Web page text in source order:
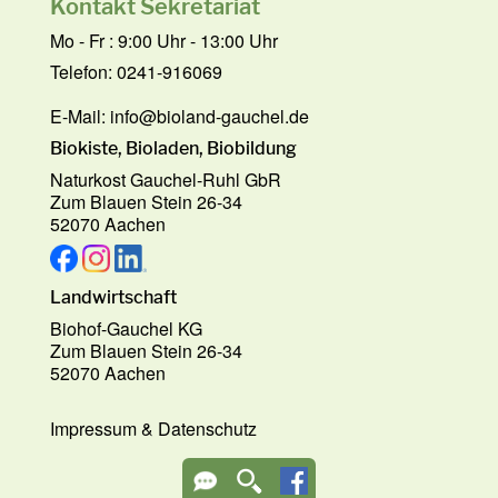
Kontakt Sekretariat
Mo - Fr : 9:00 Uhr - 13:00 Uhr
Telefon: 0241-916069
E-Mail: info@bioland-gauchel.de
Biokiste, Bioladen, Biobildung
Naturkost Gauchel-Ruhl GbR
Zum Blauen Stein 26-34
52070 Aachen
Landwirtschaft
Biohof-Gauchel KG
Zum Blauen Stein 26-34
52070 Aachen
Impressum& Datenschutz